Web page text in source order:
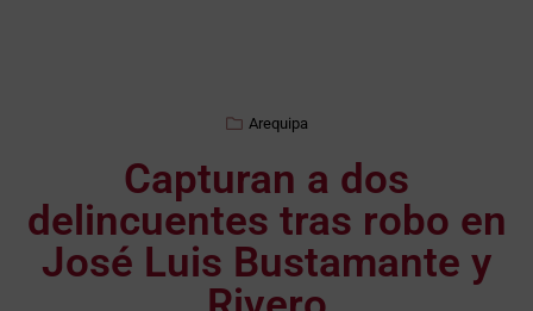
Arequipa
Capturan a dos
delincuentes tras robo en
José Luis Bustamante y